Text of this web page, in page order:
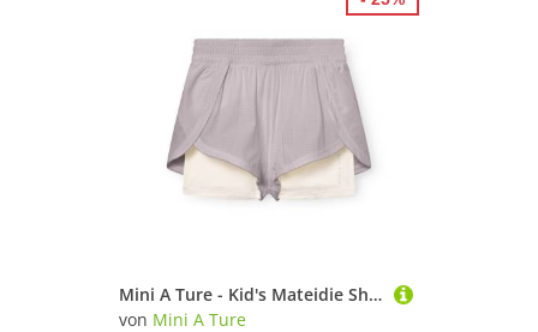
Mini A Ture - Kid's Mateidie Shorts - Trainingshose Gr 164 - 14 Years lila
von Mini A Ture